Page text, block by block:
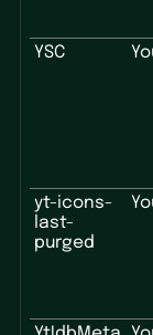
YSC
yt-icons-
last-
purged